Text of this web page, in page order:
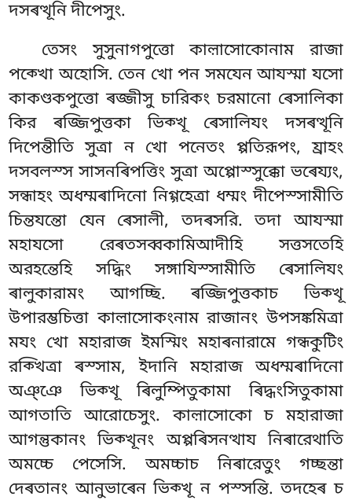
দসৰত্থূনি দীপেসুং.
তেসং সুসুনাগপুত্তো কাল়াসোকোনাম রাজা
পক্খো অহোসি. তেন খো পন সমযেন আযস্মা যসো
কাকণ্ডকপুত্তো ৰজ্জীসু চারিকং চরমানো ৰেসালিকা
কির ৰজ্জিপুত্তকা ভিক্খূ ৰেসালিযং দসৰত্থূনি
দিপেন্তীতি সুত্ৰা ন খো পনেতং প্পতিরূপং, য্ৰাহং
দসবলস্স সাসনৰিপত্তিং সুত্ৰা অপ্পোস্সুক্কো ভৰেয্যং,
সন্ধাহং অধম্মৰাদিনো নিগ্গহেত্ৰা ধম্মং দীপেস্সামীতি
চিন্তযন্তো যেন ৰেসালী, তদৰসরি. তদা আযস্মা
মহাযসো রেৰতসব্বকামিআদীহি সত্তসতেহি
অরহন্তেহি সদ্ধিং সঙ্গাযিস্সামীতি ৰেসালিযং
ৰালুকারামং আগচ্ছি. ৰজ্জিপুত্তকাচ ভিক্খূ
উপারম্ভচিত্তা কাল়াসোকংনাম রাজানং উপসঙ্কমিত্ৰা
মযং খো মহারাজ ইমস্মিং মহাৰনারামে গন্ধকুটিং
রক্খিত্ৰা ৰস্সাম, ইদানি মহারাজ অধম্মৰাদিনো
অঞ্ঞে ভিক্খূ ৰিলুম্পিতুকামা ৰিদ্ধংসিতুকামা
আগতাতি আরোচেসুং. কাল়াসোকোচ মহারাজা
আগন্তুকানং ভিক্খূনং অপ্পৰিসনত্থায নিৰারেথাতি
অমচ্চে পেসেসি. অমচ্চাচ নিৰারেতুং গচ্ছন্তা
দেৰতানং আনুভাৰেন ভিক্খূ ন পস্সন্তি. তদহেৰ চ